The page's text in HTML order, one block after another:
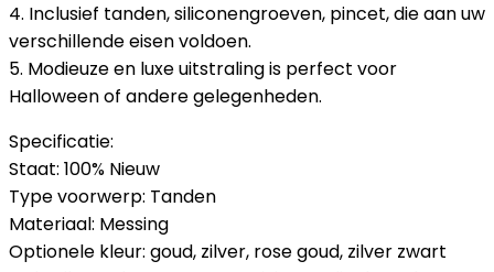
4. Inclusief tanden, siliconengroeven, pincet, die aan uw
verschillende eisen voldoen.
5. Modieuze en luxe uitstraling is perfect voor
Halloween of andere gelegenheden.
Specificatie:
Staat: 100% Nieuw
Type voorwerp: Tanden
Materiaal: Messing
Optionele kleur: goud, zilver, rose goud, zilver zwart